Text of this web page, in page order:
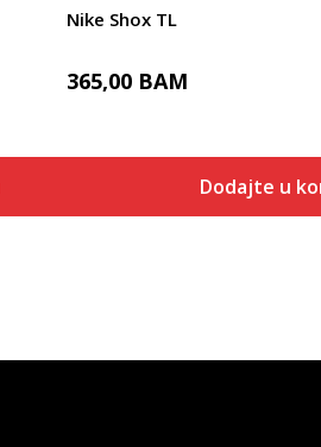
Nike Shox TL
365,00 BAM
Dodajte u